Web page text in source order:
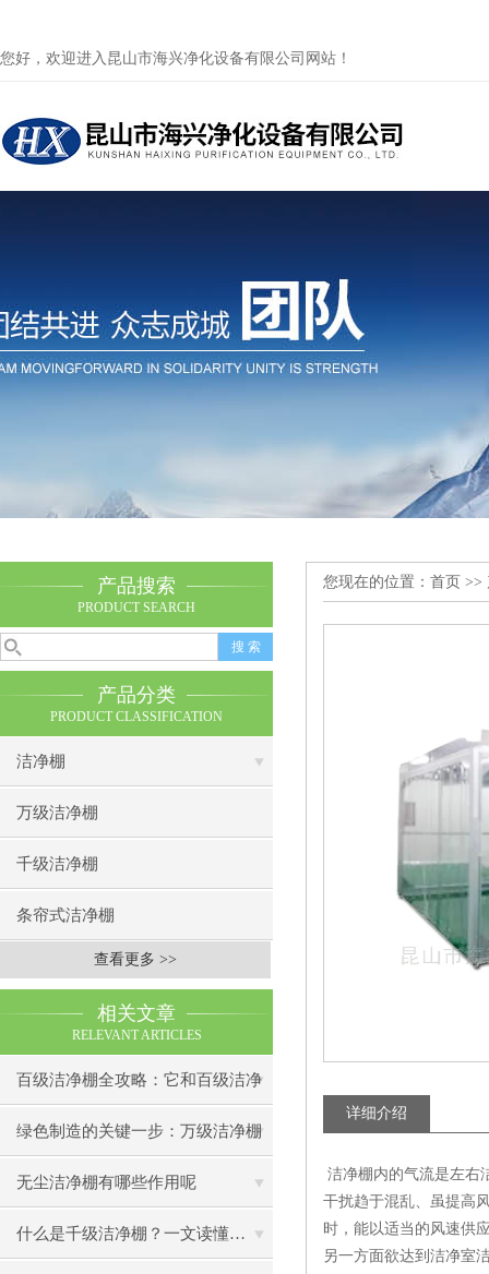
您好，欢迎进入昆山市海兴净化设备有限公司网站！
产品搜索
PRODUCT SEARCH
产品分类
PRODUCT CLASSIFICATION
洁净棚
万级洁净棚
千级洁净棚
条帘式洁净棚
查看更多 >>
相关文章
RELEVANT ARTICLES
百级洁净棚全攻略：它和百级洁净
室到底有什么区别？
绿色制造的关键一步：万级洁净棚
助力环保型半导体产业发展
无尘洁净棚有哪些作用呢
什么是千级洁净棚？一文读懂其结构特点与局部净化优势
您现在的位置： 首页 >>
详细介绍
洁净棚内的气流是左右
干扰趋于混乱、虽提高
时，能以适当的风速供
另一方面欲达到洁净室